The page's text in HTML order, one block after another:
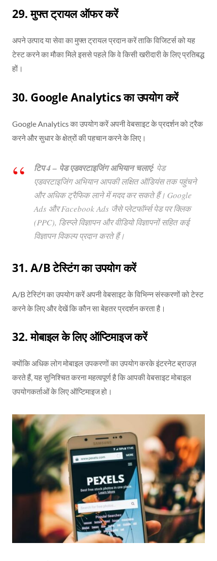
29. मुफ्त ट्रायल ऑफर करें
अपने उत्पाद या सेवा का मुफ्त ट्रायल प्रदान करें ताकि विजिटर्स को यह
टेस्ट करने का मौका मिले इससे पहले कि वे किसी खरीदारी के लिए प्रतिबद्ध
हों।
30. Google Analytics का उपयोग करें
Google Analytics का उपयोग करें अपनी वेबसाइट के प्रदर्शन को ट्रैक
करने और सुधार के क्षेत्रों की पहचान करने के लिए।
टिप 4 – पेड एडवरटाइजिंग अभियान चलाएं: पेड
एडवरटाइजिंग अभियान आपकी लक्षित ऑडियंस तक पहुंचने
और अधिक ट्रैफिक लाने में मदद कर सकते हैं। Google
Ads और Facebook Ads जैसे प्लेटफॉर्म्स पेड पर क्लिक
(PPC), डिस्प्ले विज्ञापन और वीडियो विज्ञापनों सहित कई
विज्ञापन विकल्प प्रदान करते हैं।
31.A/B टेस्टिंग का उपयोग करें
A/B टेस्टिंग का उपयोग करें अपनी वेबसाइट के विभिन्न संस्करणों को टेस्ट
करने के लिए और देखें कि कौन सा बेहतर प्रदर्शन करता है।
32.मोबाइल के लिए ऑप्टिमाइज करें
क्योंकि अधिक लोग मोबाइल उपकरणों का उपयोग करके इंटरनेट ब्राउज़
करते हैं, यह सुनिश्चित करना महत्वपूर्ण है कि आपकी वेबसाइट मोबाइल
उपयोगकर्ताओं के लिए ऑप्टिमाइज हो।